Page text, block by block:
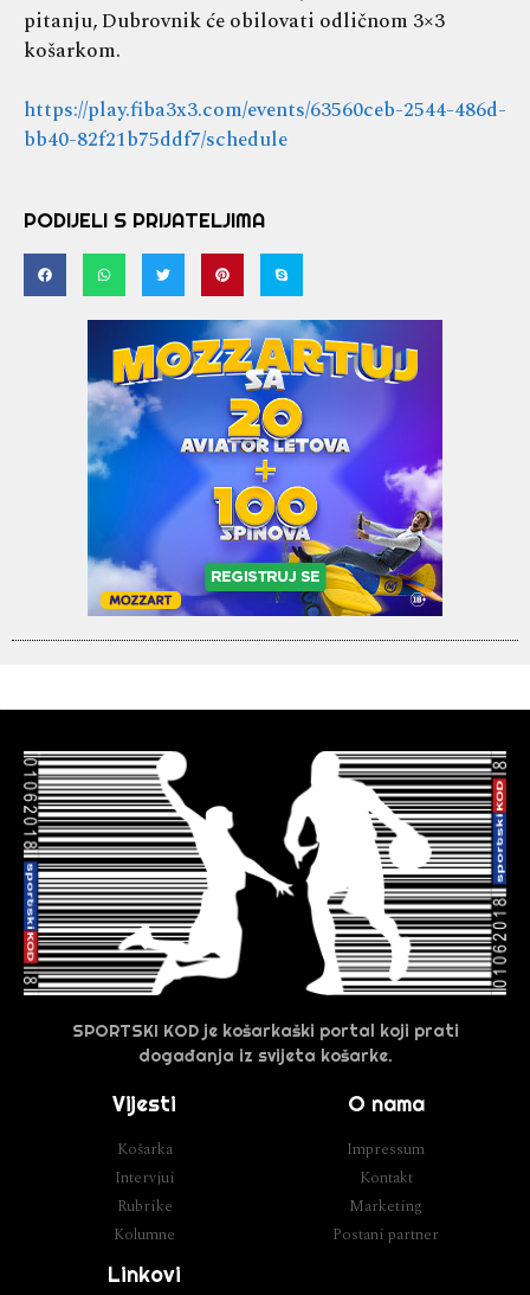
pitanju, Dubrovnik će obilovati odličnom 3×3
košarkom.
https://play.fiba3x3.com/events/63560ceb-2544-486d-
bb40-82f21b75ddf7/schedule
PODIJELI S PRIJATELJIMA
SPORTSKI KOD je košarkaški portal koji prati
događanja iz svijeta košarke.
Vijesti
Košarka
Intervjui
Rubrike
Kolumne
O nama
Impressum
Kontakt
Marketing
Postani partner
Linkovi